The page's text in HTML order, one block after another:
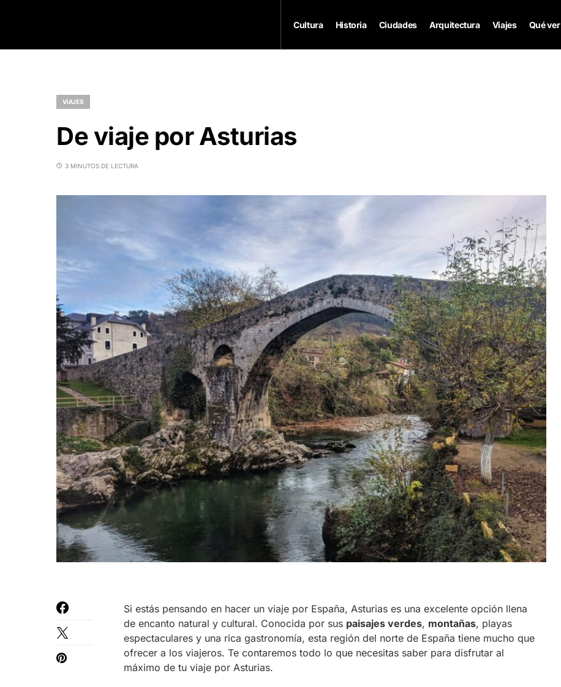
Cultura Historia Ciudades Arquitectura Viajes Qué ver
VIAJES
De viaje por Asturias
3 MINUTOS DE LECTURA
Si estás pensando en hacer un viaje por España, Asturias es una excelente opción llena
de encanto natural y cultural. Conocida por sus paisajes verdes, montañas, playas
espectaculares y una rica gastronomía, esta región del norte de España tiene mucho que
ofrecer a los viajeros. Te contaremos todo lo que necesitas saber para disfrutar al
máximo de tu viaje por Asturias.